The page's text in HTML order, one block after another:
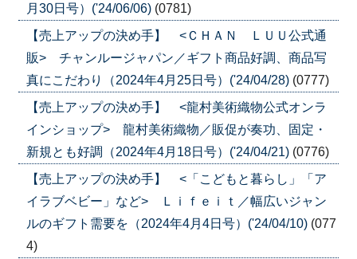
月30日号）('24/06/06) (0781)
【売上アップの決め手】 <ＣＨＡＮ ＬＵＵ公式通
販> チャンルージャパン／ギフト商品好調、商品写
真にこだわり（2024年4月25日号）('24/04/28) (0777)
【売上アップの決め手】 <龍村美術織物公式オンラ
インショップ> 龍村美術織物／販促が奏功、固定・
新規とも好調（2024年4月18日号）('24/04/21) (0776)
【売上アップの決め手】 <「こどもと暮らし」「ア
イラブベビー」など> Ｌｉｆｅｉｔ／幅広いジャン
ルのギフト需要を（2024年4月4日号）('24/04/10) (077
4)